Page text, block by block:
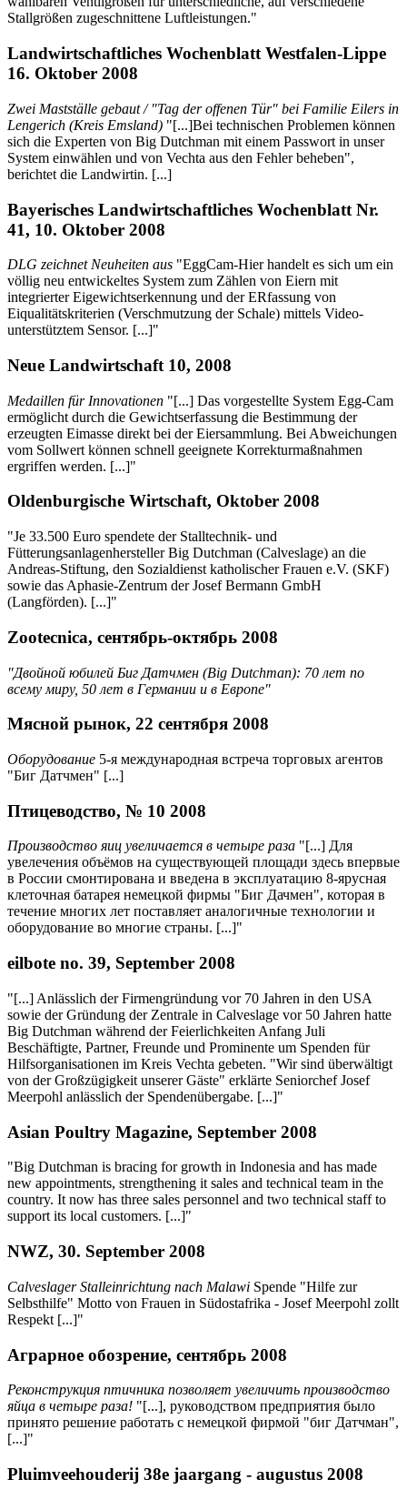
Stallgrößen zugeschnittene Luftleistungen."
Landwirtschaftliches Wochenblatt Westfalen-Lippe
16. Oktober 2008
Zwei Mastställe gebaut / "Tag der offenen Tür" bei Familie Eilers in
Lengerich (Kreis Emsland) "[...]Bei technischen Problemen können
sich die Experten von Big Dutchman mit einem Passwort in unser
System einwählen und von Vechta aus den Fehler beheben",
berichtet die Landwirtin. [...]
Bayerisches Landwirtschaftliches Wochenblatt Nr.
41, 10. Oktober 2008
DLG zeichnet Neuheiten aus "EggCam-Hier handelt es sich um ein
völlig neu entwickeltes System zum Zählen von Eiern mit
integrierter Eigewichtserkennung und der ERfassung von
Eiqualitätskriterien (Verschmutzung der Schale) mittels Video-
unterstütztem Sensor. [...]"
Neue Landwirtschaft 10, 2008
Medaillen für Innovationen "[...] Das vorgestellte System Egg-Cam
ermöglicht durch die Gewichtserfassung die Bestimmung der
erzeugten Eimasse direkt bei der Eiersammlung. Bei Abweichungen
vom Sollwert können schnell geeignete Korrekturmaßnahmen
ergriffen werden. [...]"
Oldenburgische Wirtschaft, Oktober 2008
"Je 33.500 Euro spendete der Stalltechnik- und
Fütterungsanlagenhersteller Big Dutchman (Calveslage) an die
Andreas-Stiftung, den Sozialdienst katholischer Frauen e.V. (SKF)
sowie das Aphasie-Zentrum der Josef Bermann GmbH
(Langförden). [...]"
Zootecnica, сентябрь-октябрь 2008
"Двойной юбилей Биг Датчмен (Big Dutchman): 70 лет по
всему миру, 50 лет в Германии и в Европе"
Мясной рынок, 22 сентября 2008
Оборудование 5-я международная встреча торговых агентов
"Биг Датчмен" [...]
Птицеводство, № 10 2008
Производство яиц увеличается в четыре раза "[...] Для
увелечения объёмов на существующей площади здесь впервые
в России смонтирована и введена в эксплуатацию 8-ярусная
клеточная батарея немецкой фирмы "Биг Дачмен", которая в
течение многих лет поставляет аналогичные технологии и
оборудование во многие страны. [...]"
eilbote no. 39, September 2008
"[...] Anlässlich der Firmengründung vor 70 Jahren in den USA
sowie der Gründung der Zentrale in Calveslage vor 50 Jahren hatte
Big Dutchman während der Feierlichkeiten Anfang Juli
Beschäftigte, Partner, Freunde und Prominente um Spenden für
Hilfsorganisationen im Kreis Vechta gebeten. "Wir sind überwältigt
von der Großzügigkeit unserer Gäste" erklärte Seniorchef Josef
Meerpohl anlässlich der Spendenübergabe. [...]"
Asian Poultry Magazine, September 2008
"Big Dutchman is bracing for growth in Indonesia and has made
new appointments, strengthening it sales and technical team in the
country. It now has three sales personnel and two technical staff to
support its local customers. [...]"
NWZ, 30. September 2008
Calveslager Stalleinrichtung nach Malawi Spende "Hilfe zur
Selbsthilfe" Motto von Frauen in Südostafrika - Josef Meerpohl zollt
Respekt [...]"
Аграрное обозрение, сентябрь 2008
Реконструкция птичника позволяет увеличить производство
яйца в четыре раза! "[...], руководством предприятия было
принято решение работать с немецкой фирмой "биг Датчман",
[...]"
Pluimveehouderij 38e jaargang - augustus 2008